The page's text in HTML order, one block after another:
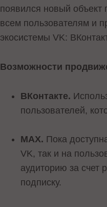
появился новый
всем пользователям и
экосистемы VK:
Возможности
ВКонтакте.
пользователей,
MAX. Пока
VK, так и на
аудиторию за счет
подписку.